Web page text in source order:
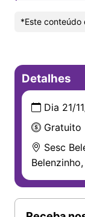
*Este conteúdo
Detalhes
Dia 21/
Gratuito
Sesc